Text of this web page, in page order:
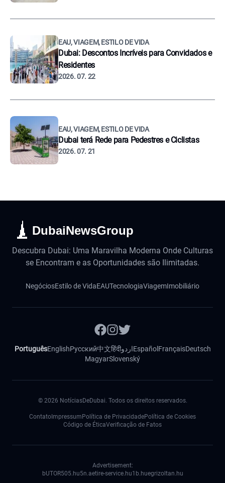
EAU, VIAGEM, ESTILO DE VIDA
Dubai: Descontos Incríveis para Convidados e
Residentes
2026. 07. 22
EAU, VIAGEM, ESTILO DE VIDA
Dubai terá Rede para Pedestres e Ciclistas
2026. 07. 21
DubaiNewsGroup
Descubra Dubai: Uma Maravilha Moderna Onde Culturas
se Encontram e as Oportunidades são Ilimitadas.
NegóciosEstilo de VidaEAUTecnologiaViagemImobiliário
PortuguêsEnglishРусский中文हिंदीاردوEspañol FrançaisDeutsch
MagyarSlovenský
© 2026 NotíciasDeDubai. Todos os direitos reservados.
Contato Impressum Política de PrivacidadePolítica de Cookies
Código de ÉticaVerificação de Fatos
Advertisement:
bUTOR505.hu5n.aetire-service.hu1b.huegrizoltan.hu